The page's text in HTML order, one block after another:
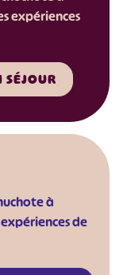
expériences
SÉJOUR
à
de